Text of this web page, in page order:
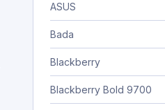
ASUS
Bada
Blackberry
Blackberry Bold 9700